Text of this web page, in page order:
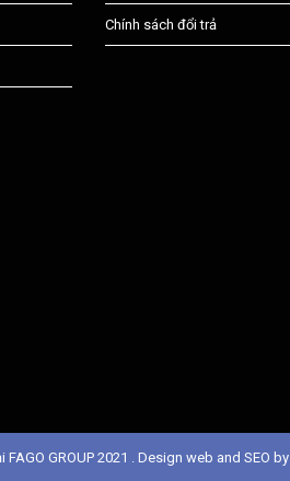
Chính sách đổi trả
GROUP 2021 . Design web and SEO by